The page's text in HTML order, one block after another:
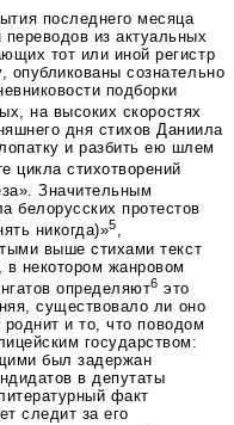
последнего месяца
из актуальных
тот или иной регистр
опубликованы сознательно
подборки
на высоких скоростях
дня стихов Даниила
и разбить ею шлем
цикла стихотворений
Значительным
белорусских протестов
никогда)»5,
выше стихами текст
в некотором жанровом
определяют6 это
существовало ли оно
и то, что поводом
государством:
был задержан
в депутаты
факт
следит за его